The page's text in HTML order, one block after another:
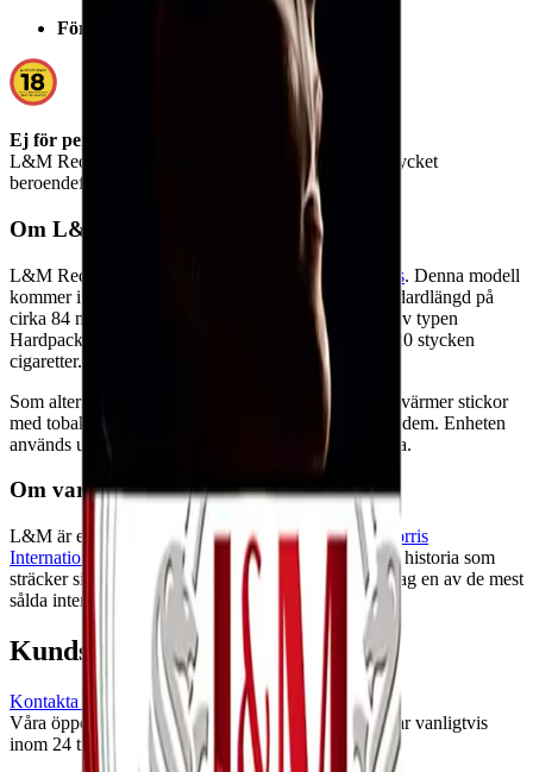
Förpackning:
Ej för personer under 18 år.
L&M Red Label KS innehåller nikotin som är ett mycket
beroendeframkallande ämne.
Om L&M Red Label King Size
L&M Red Label KS är en cigarett från Philip Morris. Denna modell
kommer i formatet King Size, vilket innebär en standardlängd på
cirka 84 mm. Produkten levereras i en förpackning av typen
Hardpack och varje enskild förpackning innehåller 20 stycken
cigaretter.
Som alternativ finns
, ett system som värmer stickor
med tobak och/eller nikotin i stället för att förbränna dem. Enheten
används utan öppen låga och ger ingen rök eller aska.
Om varumärket L&M
L&M är ett cigarettmärke som idag ägs avPhilip Morris
International
. Varumärket har en lång dokumenterad historia som
sträcker sig tillbaka till slutet av 1800-talet och är i dag en av de mest
sålda internationella cigaretterna.
Kundservice
Kontakta oss
Våra öppettider är: Alla dagar 08:00 - 18:00 Vi svarar vanligtvis
inom 24 timmar på vardagar.